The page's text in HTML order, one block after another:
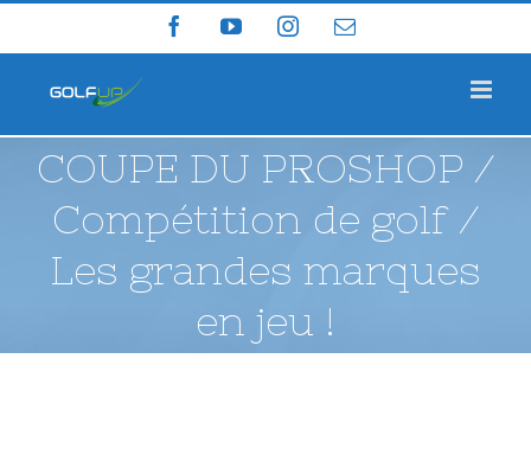
to
content
FacebookYouTubeInstagramEmail
COUPE DU PROSHOP /
Compétition de golf /
Les grandes marques
en jeu !